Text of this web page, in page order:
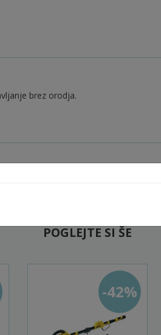
brez orodja.
POGLEJTE SI ŠE
-42%